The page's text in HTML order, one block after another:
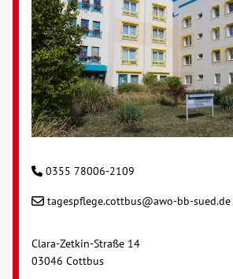
0355 78006-2109
tagespflege.cottbus@awo-bb-sued.de
Clara-Zetkin-Straße 14
03046 Cottbus